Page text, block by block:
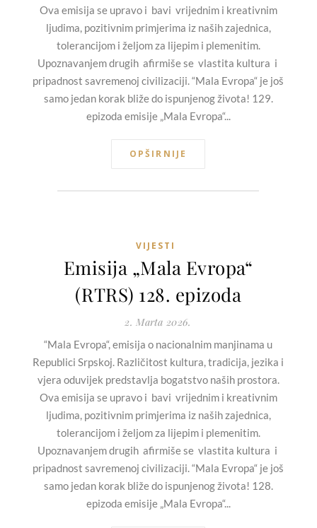
Ova emisija se upravo i bavi vrijednim i kreativnim
ljudima, pozitivnim primjerima iz naših zajednica,
tolerancijom i željom za lijepim i plemenitim.
Upoznavanjem drugih afirmiše se vlastita kultura i
pripadnost savremenoj civilizaciji. “Mala Evropa“ je još
samo jedan korak bliže do ispunjenog života! 129.
epizoda emisije „Mala Evropa“...
OPŠIRNIJE
VIJESTI
Emisija „Mala Evropa“
(RTRS) 128. epizoda
2. Marta 2026.
“Mala Evropa“, emisija o nacionalnim manjinama u
Republici Srpskoj. Različitost kultura, tradicija, jezika i
vjera oduvijek predstavlja bogatstvo naših prostora.
Ova emisija se upravo i bavi vrijednim i kreativnim
ljudima, pozitivnim primjerima iz naših zajednica,
tolerancijom i željom za lijepim i plemenitim.
Upoznavanjem drugih afirmiše se vlastita kultura i
pripadnost savremenoj civilizaciji. “Mala Evropa“ je još
samo jedan korak bliže do ispunjenog života! 128.
epizoda emisije „Mala Evropa“...